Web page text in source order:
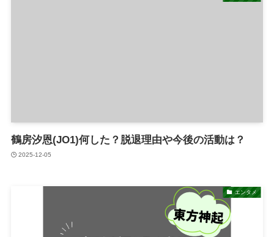
鶴房汐恩(JO1)何した？脱退理由や今後の活動は？
2025-12-05
エンタメ